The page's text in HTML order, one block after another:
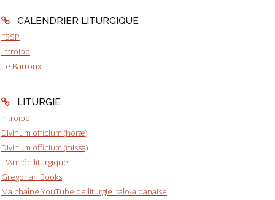
CALENDRIER LITURGIQUE
FSSP
Introibo
Le Barroux
LITURGIE
Introibo
Divinum officium (horæ)
Divinum officium (missa)
L'Année liturgique
Gregorian Books
Ma chaîne YouTube de liturgie italo-albanaise